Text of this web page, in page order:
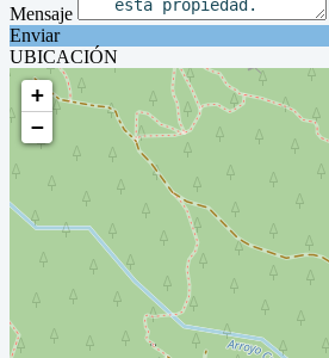
Mensaje
Enviar
UBICACIÓN
+
−